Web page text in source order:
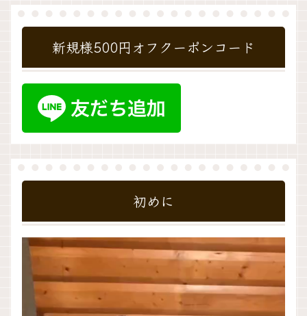
新規様500円オフクーポンコード
初めに
動